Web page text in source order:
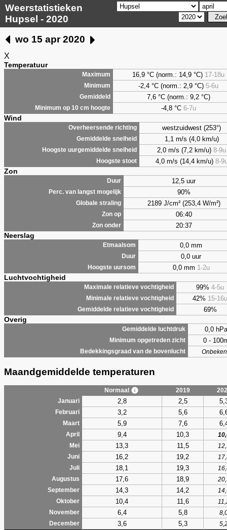
Weerstatistieken
Hupsel - 2020
wo 15 apr 2020
X
Temperatuur
Maximum 16,9 °C (norm.: 14,9 °C) 17-18u
Minimum -2,4 °C (norm.: 2,9 °C) 5-6u
Gemiddeld 7,6°C (norm.: 9,2 °C)
Minimum op 10 cm hoogte -4,8 °C 6-7u
Wind
Overheersende richting westzuidwest (253°)
Gemiddelde snelheid 1,1 m/s (4,0 km/u)
Hoogste uurgemiddelde snelheid 2,0 m/s (7,2 km/u) 8-9u
Hoogste stoot 4,0 m/s (14,4 km/u) 8-
Zon
Duur 12,5 uur
Perc. van langst mogelijk 90%
Globale straling 2189 J/cm² (253,4 W/m²)
Zon op 06:40
Zon onder 20:37
Neerslag
Etmaalsom 0,0 mm
Duur 0,0 uur
Hoogste uursom 0,0 mm 1-2u
Luchtvochtigheid
Maximale relatieve vochtigheid 99% 4-5u
Minimale relatieve vochtigheid 42% 15-16u
Gemiddelde relatieve vochtigheid 69%
Overig
Gemiddelde luchtdruk 0,0 hPa
Minimum opgetreden zicht 0 -
Bedekkingsgraad van de bovenlucht
Maandgemiddelde temperaturen
Normaal 2019
Januari
2,8 2,5
Februari 3,2 5,6
Maart 5,9 7,6
April 9,4 10,3
Mei
13,3 11,5
Juni
16,2 19,2
Juli
18,1 19,3
Augustus
17,6 18,9
September
14,3 14,2
Oktober
10,4 11,6
November
6,4 5,8
December
3,6 5,3